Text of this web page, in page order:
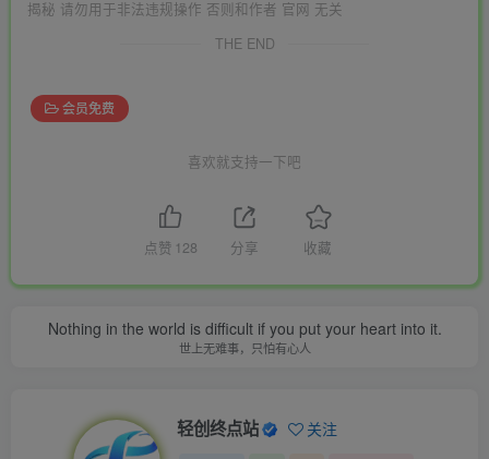
揭秘 请勿用于非法违规操作 否则和作者 官网 无关
THE END
会员免费
喜欢就支持一下吧
点赞 128 分享 收藏
Nothing in the world is difficult if you put your heart into it.
世上无难事，只怕有心人
轻创终点站 关注